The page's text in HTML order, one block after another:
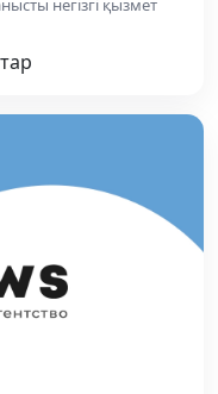
негізгі қызмет